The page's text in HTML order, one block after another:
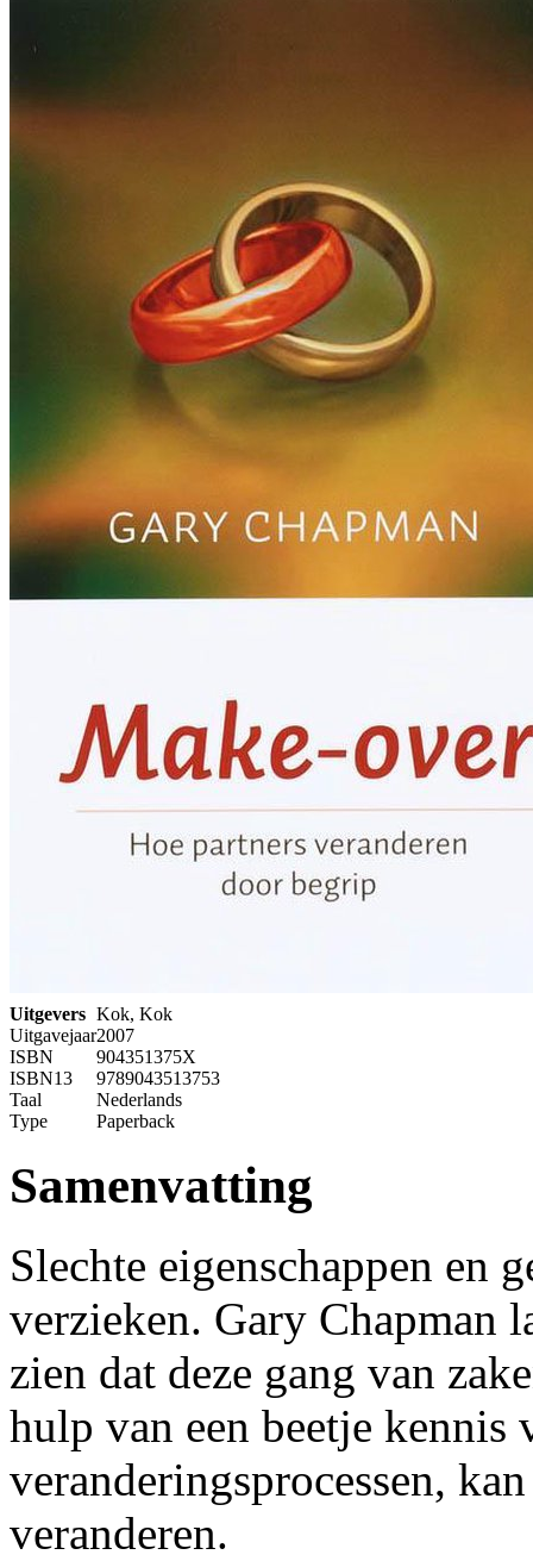
Uitgevers Kok, Kok
Uitgavejaar2007
ISBN
904351375X
ISBN13
9789043513753
Taal
Nederlands
Type
Paperback
Samenvatting
Slechte eigenschappen en
verzieken. Gary Chapman
zien dat deze gang van
hulp van een beetje kennis
veranderingsprocessen,
veranderen.